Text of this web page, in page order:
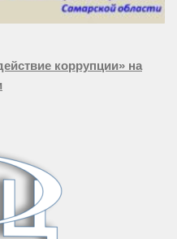
коррупции» на